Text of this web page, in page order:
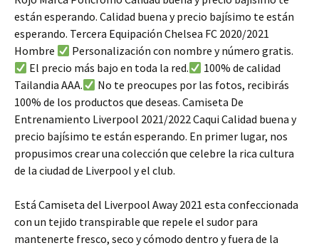
están esperando. Calidad buena y precio bajísimo te están
esperando. Tercera Equipación Chelsea FC 2020/2021
Hombre
Personalización con nombre y número gratis.
El precio más bajo en toda la red.
100% de calidad
Tailandia AAA.
No te preocupes por las fotos, recibirás
100% de los productos que deseas. Camiseta De
Entrenamiento Liverpool 2021/2022 Caqui Calidad buena y
precio bajísimo te están esperando. En primer lugar, nos
propusimos crear una colección que celebre la rica cultura
de la ciudad de Liverpool y el club.
Está Camiseta del Liverpool Away 2021 esta confeccionada
con un tejido transpirable que repele el sudor para
mantenerte fresco, seco y cómodo dentro y fuera de la